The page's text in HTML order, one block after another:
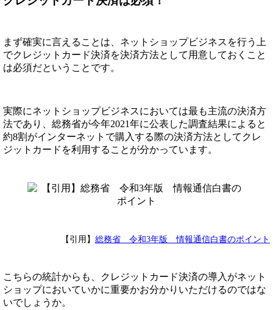
まず確実に言えることは、ネットショップビジネスを行う上
でクレジットカード決済を決済方法として用意しておくこと
は必須だということです。
実際にネットショップビジネスにおいては最も主流の決済方
法であり、総務省が今年2021年に公表した調査結果によると
約8割がインターネットで購入する際の決済方法としてクレ
ジットカードを利用することが分かっています。
【引用】 総務省 令和3年版 情報通信白書のポイント
こちらの統計からも、クレジットカード決済の導入がネット
ショップにおいていかに重要かお分かりいただけるのではな
いでしょうか。